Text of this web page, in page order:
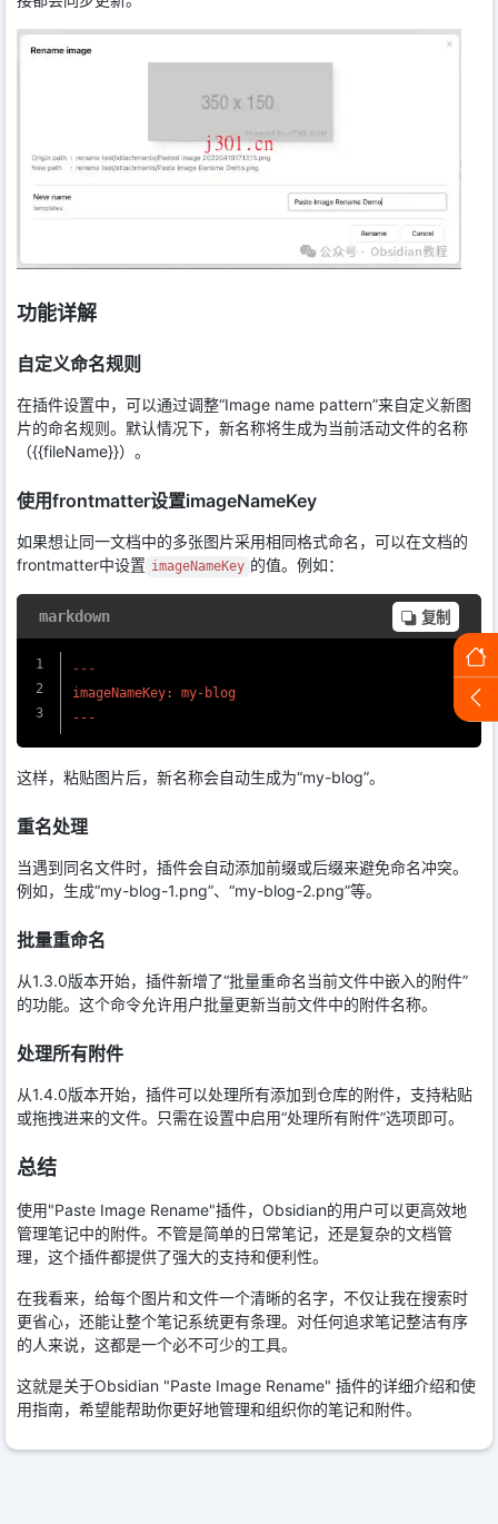
功能详解
自定义命名规则
在插件设置中，可以通过调整“Image name pattern”来自定义新图
片的命名规则。默认情况下，新名称将生成为当前活动文件的名称
（{{fileName}}）。
使用frontmatter设置imageNameKey
如果想让同一文档中的多张图片采用相同格式命名，可以在文档的
frontmatter中设置 imageNameKey 的值。例如：
markdown 复制
imageNameKey: my-blog
---
这样，粘贴图片后，新名称会自动生成为“my-blog”。
重名处理
当遇到同名文件时，插件会自动添加前缀或后缀来避免命名冲突。
例如，生成“my-blog-1.png”、“my-blog-2.png”等。
批量重命名
从1.3.0版本开始，插件新增了“批量重命名当前文件中嵌入的附件”
的功能。这个命令允许用户批量更新当前文件中的附件名称。
处理所有附件
从1.4.0版本开始，插件可以处理所有添加到仓库的附件，支持粘贴
或拖拽进来的文件。只需在设置中启用“处理所有附件”选项即可。
总结
使用"Paste Image Rename"插件，Obsidian的用户可以更高效地
管理笔记中的附件。不管是简单的日常笔记，还是复杂的文档管
理，这个插件都提供了强大的支持和便利性。
在我看来，给每个图片和文件一个清晰的名字，不仅让我在搜索时
更省心，还能让整个笔记系统更有条理。对任何追求笔记整洁有序
的人来说，这都是一个必不可少的工具。
这就是关于Obsidian "Paste Image Rename" 插件的详细介绍和使
用指南，希望能帮助你更好地管理和组织你的笔记和附件。